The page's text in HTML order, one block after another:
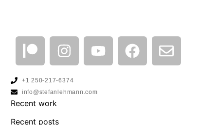
+1 250-217-6374
info@stefanlehmann.com
Recent work
Recent posts